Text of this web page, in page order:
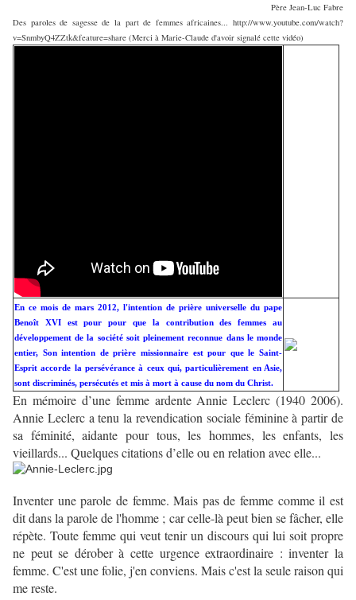
Père Jean-Luc Fabre
Des paroles de sagesse de la part de femmes africaines... http://www.youtube.com/watch?
v=SnmbyQ4ZZtk&feature=share (Merci à Marie-Claude d'avoir signalé cette vidéo)
En ce mois de mars 2012, l'intention de prière universelle du pape
Benoît XVI est pour pour que la contribution des femmes au
développement de la société soit pleinement reconnue dans le monde
entier, Son intention de prière missionnaire est pour que le Saint-
Esprit accorde la persévérance à ceux qui, particulièrement en Asie,
sont discriminés, persécutés et mis à mort à cause du nom du Christ.
En mémoire d’une femme ardente Annie Leclerc (1940 2006).
Annie Leclerc a tenu la revendication sociale féminine à partir de
sa féminité, aidante pour tous, les hommes, les enfants, les
vieillards... Quelques citations d’elle ou en relation avec elle...
Inventer une parole de femme. Mais pas de femme comme il est
dit dans la parole de l'homme ; car celle-là peut bien se fâcher, elle
répète. Toute femme qui veut tenir un discours qui lui soit propre
ne peut se dérober à cette urgence extraordinaire : inventer la
femme. C'est une folie, j'en conviens. Mais c'est la seule raison qui
me reste.